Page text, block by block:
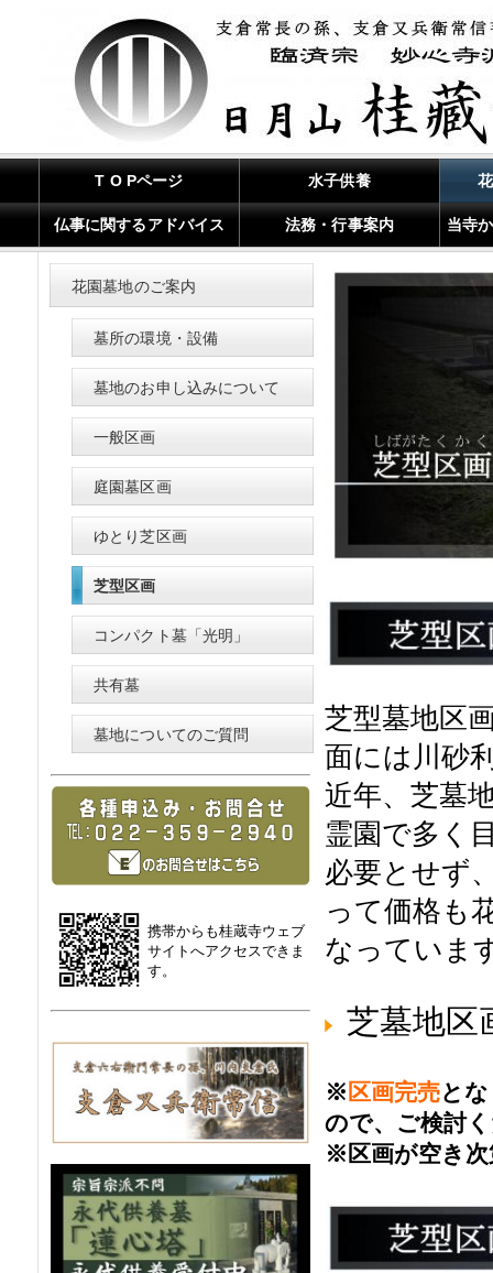
T O Pページ 水子供養
仏事に関するアドバイス 法務・行事案内 当寺
芝型墓地区
面には川砂
近年、芝墓
霊園で多く
必要とせず
って価格も
なっていま
芝墓地
※ 区画完売と
ので、ご検討
※区画が空き次
花園墓地のご案内
墓所の環境・設備
墓地のお申し込みについて
一般区画
庭園墓区画
ゆとり芝区画
芝型区画
コンパクト墓「光明」
共有墓
墓地についてのご質問
携帯からも桂蔵寺ウェブ
サイトへアクセスできま
す。